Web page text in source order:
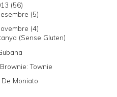
(56)
(5)
(4)
(sense Gluten)
Townie
De Moniato